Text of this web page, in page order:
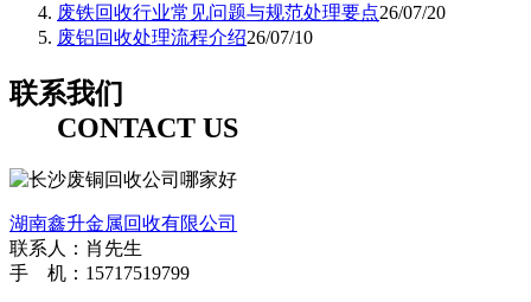
废铁回收行业常见问题与规范处理要点26/07/20
废铝回收处理流程介绍26/07/10
联系我们
CONTACT US
湖南鑫升金属回收有限公司
联系人：肖先生
手 机：15717519799